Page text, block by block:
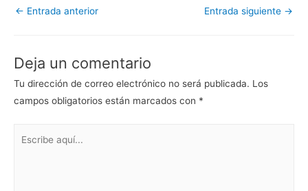
Navegación
entradas
← Entrada anterior Entrada siguiente →
Deja un comentario
Tu dirección de correo electrónico no será publicada. Los
campos obligatorios están marcados con *